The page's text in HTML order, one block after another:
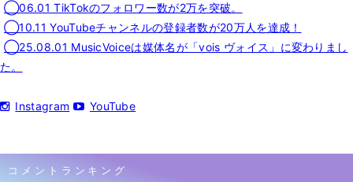
◯06.01 TikTokのフォロワー数が2万を突破。
◯10.11 YouTubeチャンネルの登録者数が20万人を達成！
◯25.08.01 MusicVoiceは媒体名が「vois ヴォイス」に変わりまし
た。
Instagram YouTube
コメントランキング